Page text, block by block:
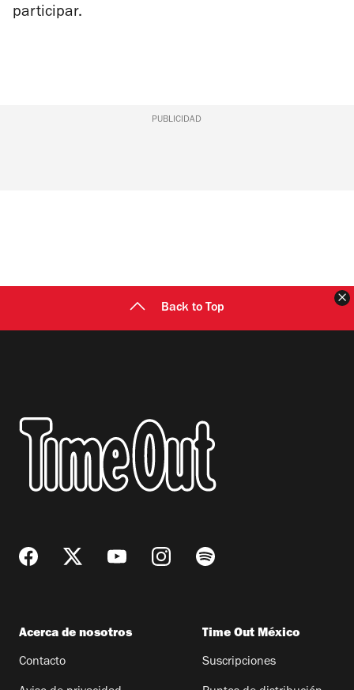
participar.
PUBLICIDAD
Back to Top
Acerca de nosotros
Contacto
Time Out México
Suscripciones